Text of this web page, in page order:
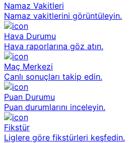
Namaz Vakitleri
Namaz vakitlerini görüntüleyin.
Hava Durumu
Hava raporlarına göz atın.
Maç Merkezi
Canlı sonuçları takip edin.
Puan Durumu
Puan durumlarını inceleyin.
Fikstür
Liglere göre fikstürleri keşfedin.